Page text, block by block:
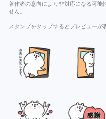
著作者の意向により非対応になる可能
せん。
スタンプをタップするとプレビューが